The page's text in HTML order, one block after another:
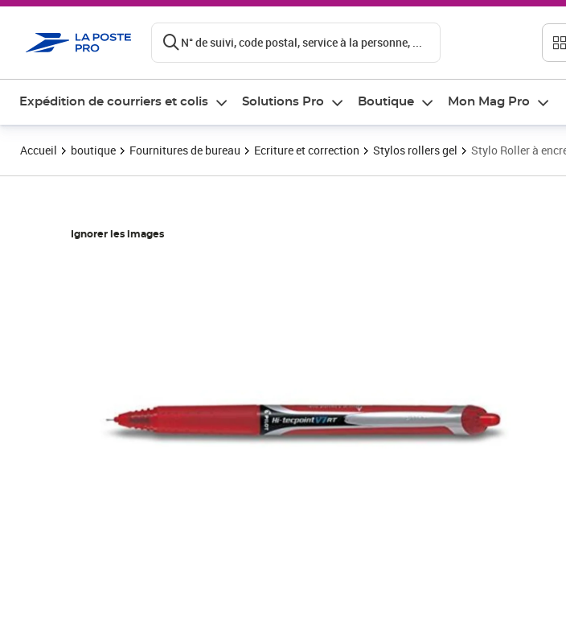
N° de suivi, code postal, service à la personne, ...
Expédition de courriers et colis Solutions Pro Boutique Mon Mag Pro
Accueil boutique Fournitures de bureau Ecriture et correction Stylos rollers gel Stylo Roller à
Ignorer les images